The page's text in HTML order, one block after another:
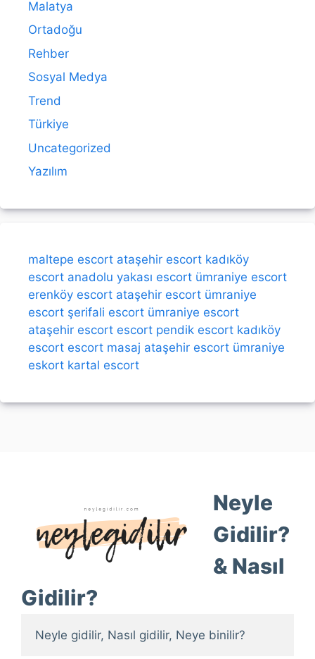
Malatya
Ortadoğu
Rehber
Sosyal Medya
Trend
Türkiye
Uncategorized
Yazılım
maltepe escort ataşehir escort kadıköy
escort anadolu yakası escort ümraniye escort
erenköy escort ataşehir escort ümraniye
escort şerifali escort ümraniye escort
ataşehir escort escort pendik escort kadıköy
escort escort masaj ataşehir escort ümraniye
eskort kartal escort
Neyle
Gidilir?
& Nasıl
Gidilir?
Neyle gidilir, Nasıl gidilir, Neye binilir?